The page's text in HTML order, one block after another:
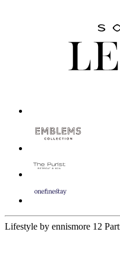
Lifestyle by ennismore 12